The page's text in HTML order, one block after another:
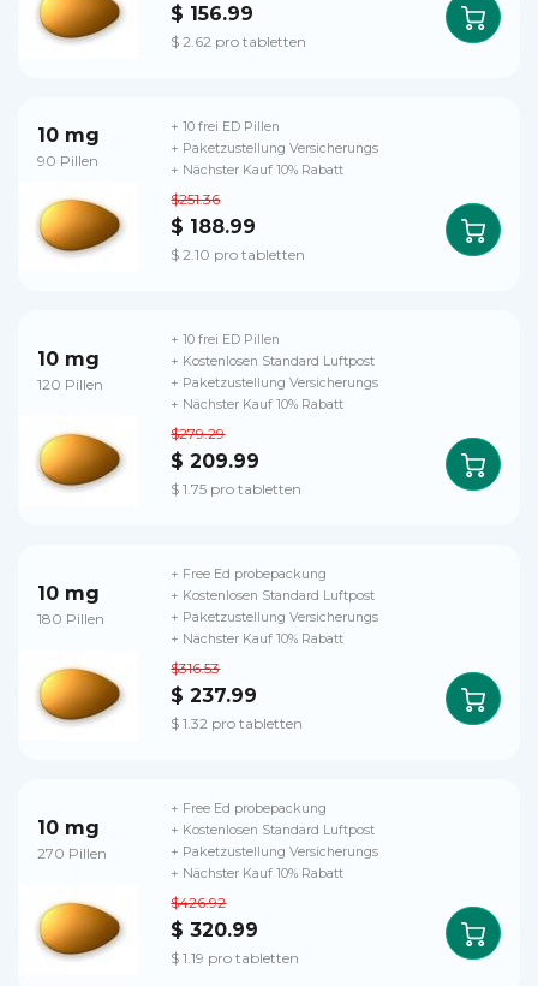
$ 156.99
$ 2.62 pro tabletten
10 mg
90 Pillen
$251.36
$ 188.99
$ 2.10 pro tabletten
+ 10 frei ED Pillen
+ Paketzustellung Versicherungs
+ Nächster Kauf 10% Rabatt
10 mg
120 Pillen
$279.29
$ 209.99
$ 1.75 pro tabletten
+ 10 frei ED Pillen
+ Kostenlosen Standard Luftpost
+ Paketzustellung Versicherungs
+ Nächster Kauf 10% Rabatt
10 mg
180 Pillen
$316.53
$ 237.99
$ 1.32 pro tabletten
+ Free Ed probepackung
+ Kostenlosen Standard Luftpost
+ Paketzustellung Versicherungs
+ Nächster Kauf 10% Rabatt
10 mg
270 Pillen
$426.92
$ 320.99
$ 1.19 pro tabletten
+ Free Ed probepackung
+ Kostenlosen Standard Luftpost
+ Paketzustellung Versicherungs
+ Nächster Kauf 10% Rabatt